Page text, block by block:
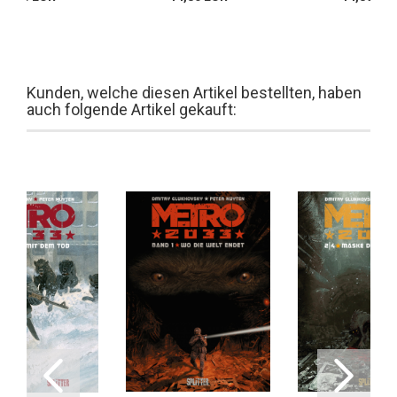
Kunden, welche diesen Artikel bestellten, haben
auch folgende Artikel gekauft: